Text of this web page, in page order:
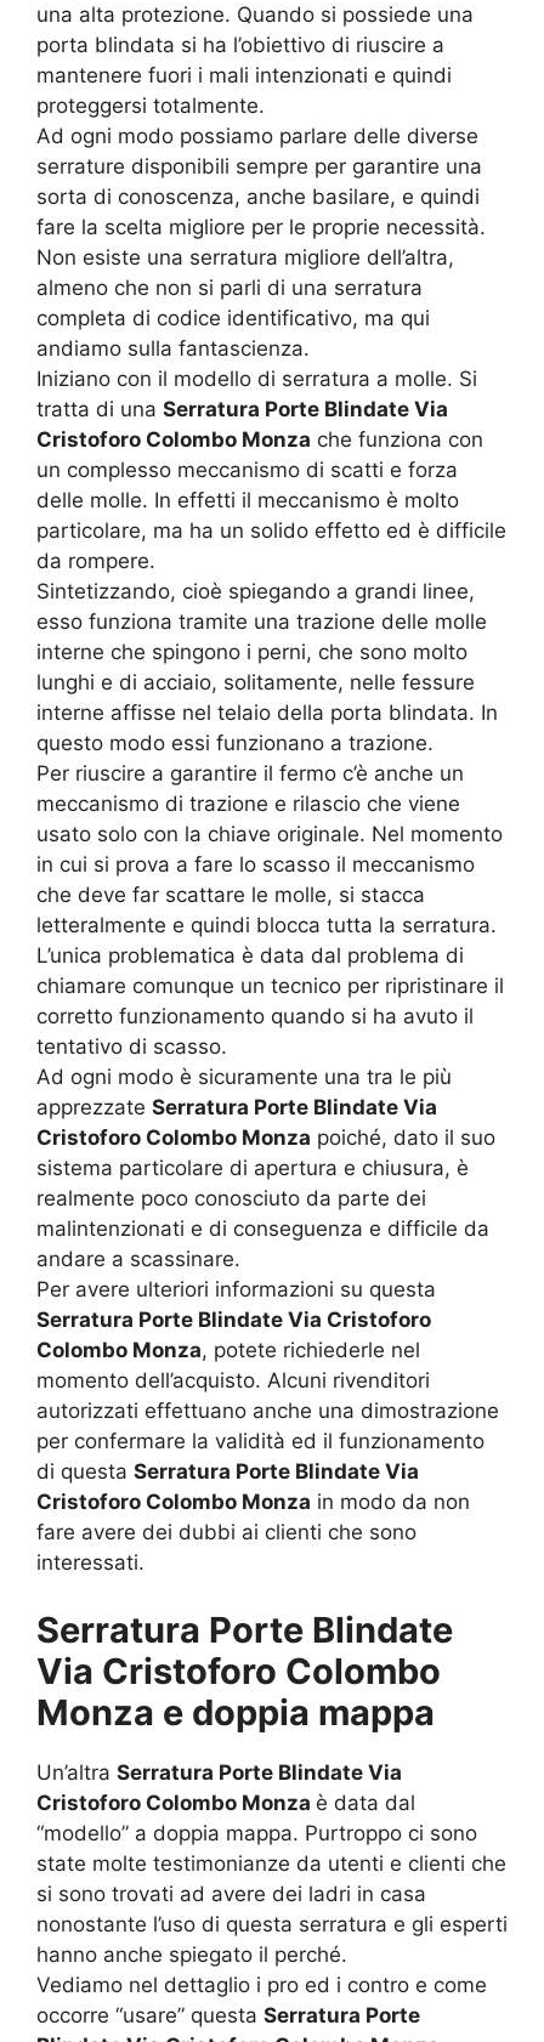
una alta protezione. Quando si possiede una
porta blindata si ha l’obiettivo di riuscire a
mantenere fuori i mali intenzionati e quindi
proteggersi totalmente.
Ad ogni modo possiamo parlare delle diverse
serrature disponibili sempre per garantire una
sorta di conoscenza, anche basilare, e quindi
fare la scelta migliore per le proprie necessità.
Non esiste una serratura migliore dell’altra,
almeno che non si parli di una serratura
completa di codice identificativo, ma qui
andiamo sulla fantascienza.
Iniziano con il modello di serratura a molle. Si
tratta di una Serratura Porte Blindate Via
Cristoforo Colombo Monza che funziona con
un complesso meccanismo di scatti e forza
delle molle. In effetti il meccanismo è molto
particolare, ma ha un solido effetto ed è difficile
da rompere.
Sintetizzando, cioè spiegando a grandi linee,
esso funziona tramite una trazione delle molle
interne che spingono i perni, che sono molto
lunghi e di acciaio, solitamente, nelle fessure
interne affisse nel telaio della porta blindata. In
questo modo essi funzionano a trazione.
Per riuscire a garantire il fermo c’è anche un
meccanismo di trazione e rilascio che viene
usato solo con la chiave originale. Nel momento
in cui si prova a fare lo scasso il meccanismo
che deve far scattare le molle, si stacca
letteralmente e quindi blocca tutta la serratura.
L’unica problematica è data dal problema di
chiamare comunque un tecnico per ripristinare il
corretto funzionamento quando si ha avuto il
tentativo di scasso.
Ad ogni modo è sicuramente una tra le più
apprezzate Serratura Porte Blindate Via
Cristoforo Colombo Monza poiché, dato il suo
sistema particolare di apertura e chiusura, è
realmente poco conosciuto da parte dei
malintenzionati e di conseguenza e difficile da
andare a scassinare.
Per avere ulteriori informazioni su questa
Serratura Porte Blindate Via Cristoforo
Colombo Monza, potete richiederle nel
momento dell’acquisto. Alcuni rivenditori
autorizzati effettuano anche una dimostrazione
per confermare la validità ed il funzionamento
di questa Serratura Porte Blindate Via
Cristoforo Colombo Monza in modo da non
fare avere dei dubbi ai clienti che sono
interessati.
Serratura Porte Blindate
Via Cristoforo Colombo
Monza e doppia mappa
Un’altra Serratura Porte Blindate Via
Cristoforo Colombo Monza è data dal
“modello” a doppia mappa. Purtroppo ci sono
state molte testimonianze da utenti e clienti che
si sono trovati ad avere dei ladri in casa
nonostante l’uso di questa serratura e gli esperti
hanno anche spiegato il perché.
Vediamo nel dettaglio i pro ed i contro e come
occorre “usare” questa Serratura Porte